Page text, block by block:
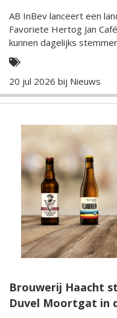
AB InBev lanceert een
Favoriete Hertog Jan
kunnen dagelijks
20 jul 2026 bij Nieuws
Brouwerij Haacht
Duvel Moortgat in